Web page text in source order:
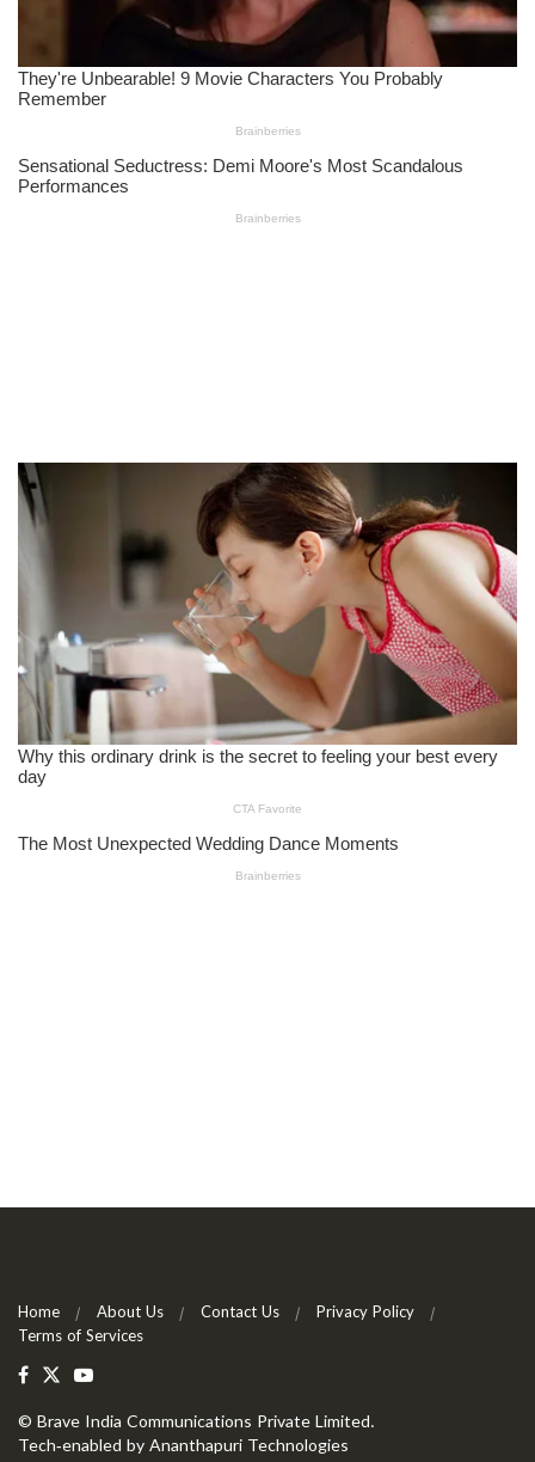
Home About Us Contact Us
Privacy Policy
Terms of Services
© Brave India Communications Private Limited.
Tech-enabled by Ananthapuri Technologies